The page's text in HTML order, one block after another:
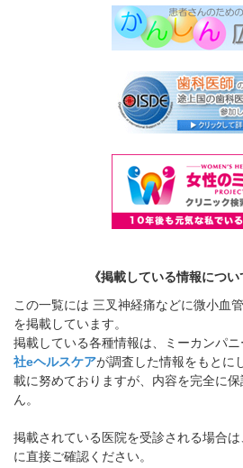
《掲載している情報につい
この一覧には 三叉神経痛などに微小血
を掲載しています。
掲載している各種情報は、ミーカンパ
社eヘルスケアが調査した情報をもとに
載に努めておりますが、内容を完全に
ん。
掲載されている医院を受診される場合
に直接ご確認ください。